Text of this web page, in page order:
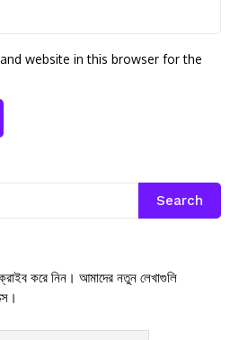
website in this browser for the
Search
করে নিন। আমাদের নতুন লেখাগুলি